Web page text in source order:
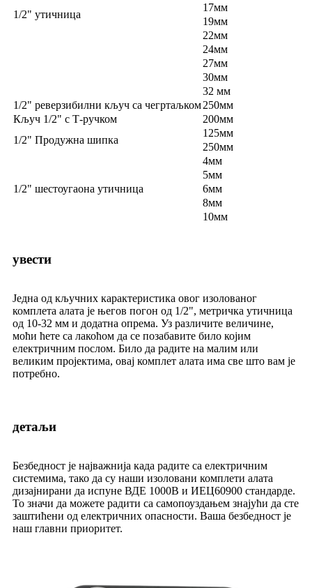
1/2" утичница
17мм
19мм
22мм
24мм
27мм
30мм
32 мм
1/2" реверзибилни кључ са чегртаљком250мм
Кључ 1/2" с Т-ручком
200мм
1/2" Продужна шипка
125мм
250мм
1/2" шестоугаона утичница
4мм
5мм
6мм
8мм
10мм
увести
Једна од кључних карактеристика овог изолованог
комплета алата је његов погон од 1/2", метричка утичница
од 10-32 мм и додатна опрема. Уз различите величине,
моћи ћете са лакоћом да се позабавите било којим
електричним послом. Било да радите на малим или
великим пројектима, овај комплет алата има све што вам је
потребно.
детаљи
Безбедност је најважнија када радите са електричним
системима, тако да су наши изоловани комплети алата
дизајнирани да испуне ВДЕ 1000В и ИЕЦ60900 стандарде.
То значи да можете радити са самопоуздањем знајући да сте
заштићени од електричних опасности. Ваша безбедност је
наш главни приоритет.